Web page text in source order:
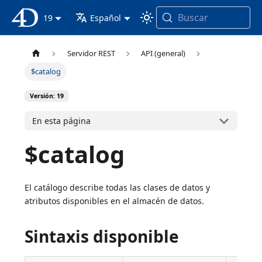
Documentación 4D
19 Español Buscar
Servidor REST
API (general)
$catalog
Versión: 19
En esta página
$catalog
El catálogo describe todas las clases de datos y
atributos disponibles en el almacén de datos.
Sintaxis disponible